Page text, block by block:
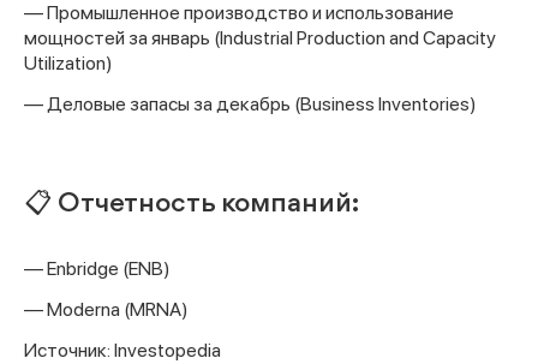
— Промышленное производство и использование
мощностей за январь (Industrial Production and Capacity
Utilization)
— Деловые запасы за декабрь (Business Inventories)
📋 Отчетность компаний:
— Enbridge (ENB)
— Moderna (MRNA)
Источник: Investopedia